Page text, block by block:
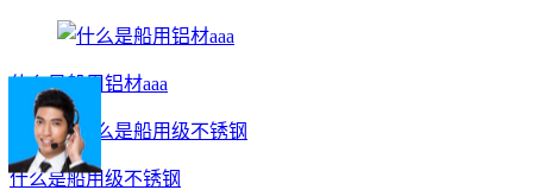
什么是船用铝材aaa
什么是船用级不锈钢